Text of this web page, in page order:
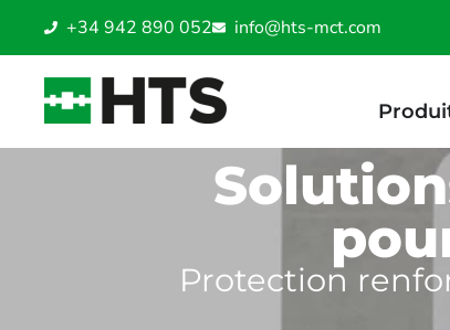
+34 942 890 052 info@hts-mct.com
Protection